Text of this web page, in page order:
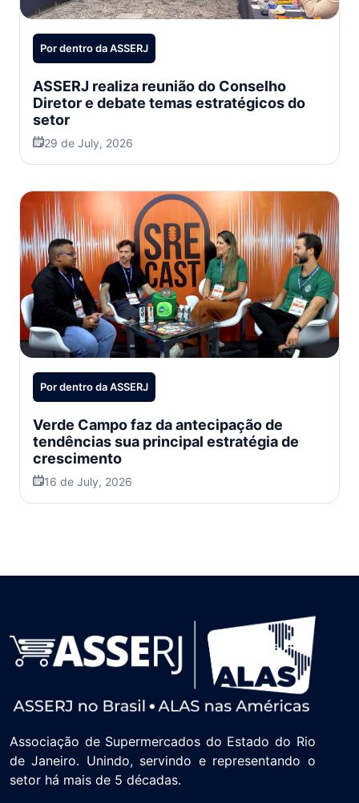
Por dentro da ASSERJ
ASSERJ realiza reunião do Conselho
Diretor e debate temas estratégicos do
setor
29 de July, 2026
Por dentro da ASSERJ
Verde Campo faz da antecipação de
tendências sua principal estratégia de
crescimento
16 de July, 2026
Associação de Supermercados do Estado do Rio
de Janeiro. Unindo, servindo e representando o
setor há mais de 5 décadas.